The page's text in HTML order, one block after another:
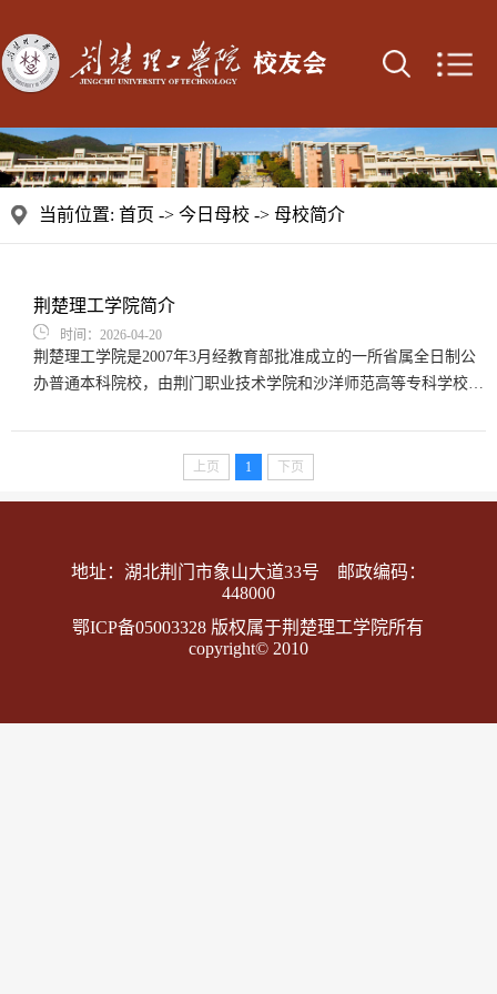
当前位置: 首页 -> 今日母校 -> 母校简介
荆楚理工学院简介
时间：2026-04-20
​荆楚理工学院是2007年3月经教育部批准成立的一所省属全日制公
办普通本科院校，由荆门职业技术学院和沙洋师范高等专科学校合
门市中心城区白龙山下，依山傍水，风景秀美，历史文化底蕴深
厚，是一座山水园林式大学。校园教学科研设施完备，生活便利，
上页 1 下页
地址：湖北荆门市象山大道33号 邮政编码：
448000
鄂ICP备05003328 版权属于荆楚理工学院所有
copyright© 2010